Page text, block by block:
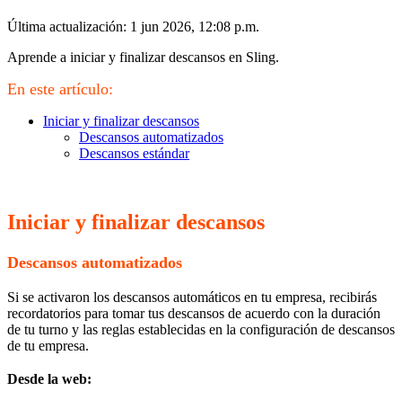
Última actualización: 1 jun 2026, 12:08 p.m.
Aprende a iniciar y finalizar descansos en Sling.
En este artículo:
Iniciar y finalizar descansos
Descansos automatizados
Descansos estándar
Iniciar y finalizar descansos
Descansos automatizados
Si se activaron los descansos automáticos en tu empresa, recibirás
recordatorios para tomar tus descansos de acuerdo con la duración
de tu turno y las reglas establecidas en la configuración de descansos
de tu empresa.
Desde la web: